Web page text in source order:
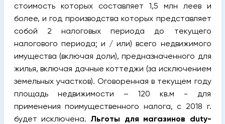
стоимость которых составляет 1,5 млн леев и
более, и год производства которых представляет
собой 2 налоговых периода до текущего
налогового периода; и / или) всего недвижимого
имущества (включая доли), предназначенного для
жилья, включая дачные коттеджи (за исключением
земельных участков). Оговоренная в текущем году
площадь недвижимости – 120 кв.м - для
применения поимущественного налога, с 2018 г.
будет исключена. Льготы для магазинов duty-